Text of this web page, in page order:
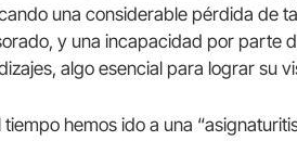
una considerable pérdida de
y una incapacidad por parte
algo esencial para lograr su
tiempo hemos ido a una